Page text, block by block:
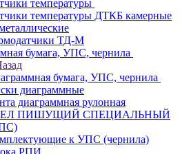
температуры
температуры ДТКБ камерные
ТД-М
бумага, УПС, чернила
бумага, УПС, чернила
диаграммные
диаграммная рулонная
ПИШУЩИЙ СПЕЦИАЛЬНЫЙ
к УПС (чернила)
РПИ